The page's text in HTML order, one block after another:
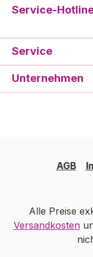
Service-
Service
Unternehmen
AGB
Alle Preise
Versandkosten